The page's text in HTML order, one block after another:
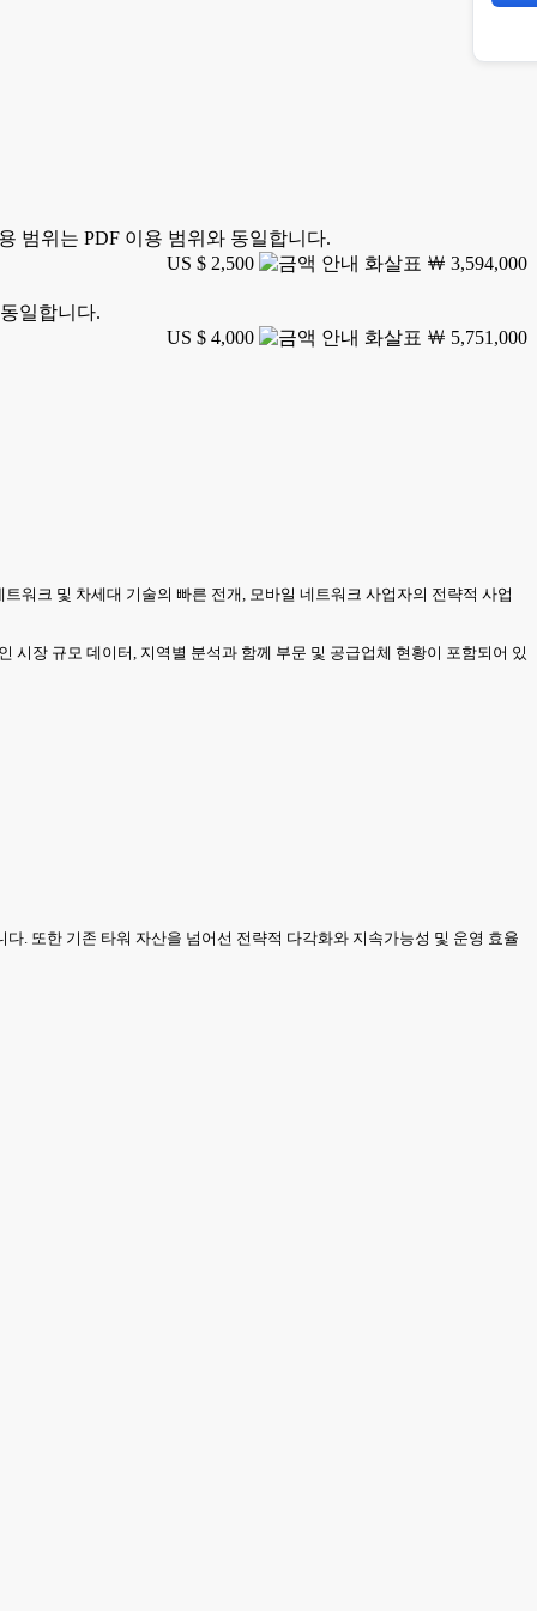
범위는 PDF 이용 범위와 동일합니다.
US $ 2,500
￦ 3,594,000
일합니다.
US $ 4,000
￦ 5,751,000
워크 및 차세대 기술의 빠른 전개, 모바일 네트워크 사업자의 전략적 사업
장 규모 데이터, 지역별 분석과 함께 부문 및 공급업체 현황이 포함되어 있
. 또한 기존 타워 자산을 넘어선 전략적 다각화와 지속가능성 및 운영 효율